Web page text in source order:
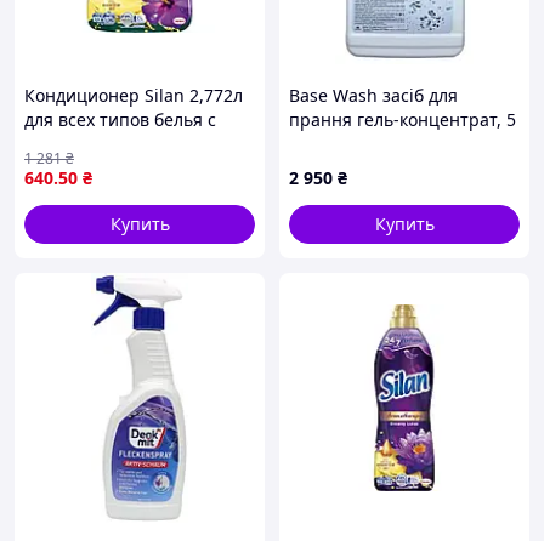
Кондиционер Silan 2,772л
для всех типов белья с
мягкости и легкой глажки
640.50 ₴
1 281₴
Купить
Base Wash засіб для
прання гель-концентрат, 5
2 950 ₴
Купить